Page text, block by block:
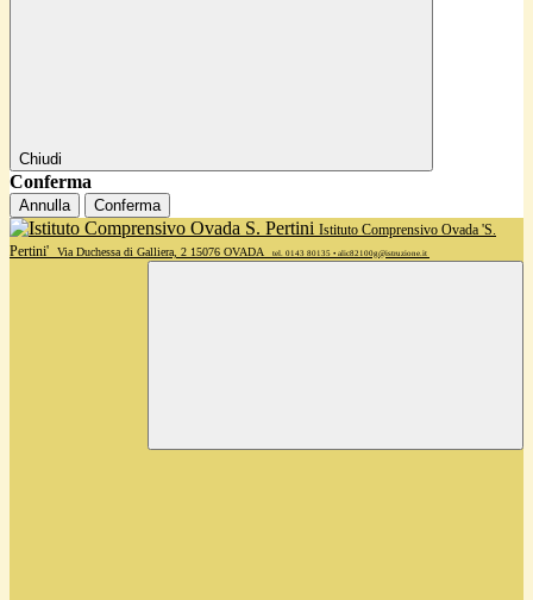
Chiudi
Conferma
Annulla Conferma
Istituto Comprensivo Ovada 'S.
Pertini'
Via Duchessa di Galliera, 2 15076 OVADA tel. 0143 80135 • alic82100g@istruzione.it